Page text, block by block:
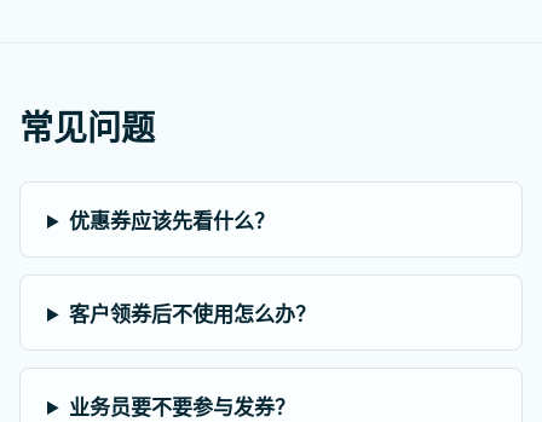
常见问题
优惠券应该先看什么？
客户领券后不使用怎么办？
业务员要不要参与发券？